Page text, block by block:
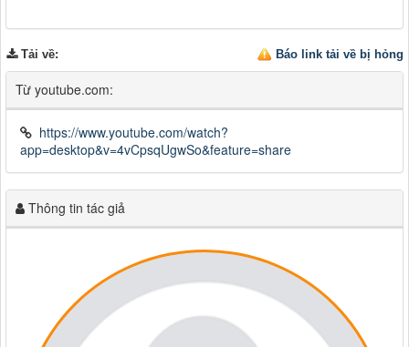
Báo link tải về bị hỏng
Tải về:
Từ youtube.com:
https://www.youtube.com/watch?
app=desktop&v=4vCpsqUgwSo&feature=share
Thông tin tác giả